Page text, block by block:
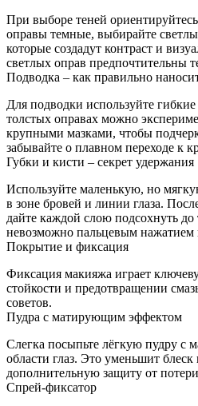
При выборе теней
оправы темные, выбирайте
которые создадут контраст и
светлых оправ предпочтительны
Подводка – как правильно
Для подводки используйте
толстых оправах можно
крупными мазками, чтобы
забывайте о плавном переходе к
Губки и кисти – секрет удержания
Используйте маленькую, но
в зоне бровей и линии глаза.
дайте каждой слою подсохнуть до
невозможно пальцевым нажатием
Покрытие и фиксация
Фиксация макияжа играет
стойкости и предотвращении
советов.
Пудра с матирующим эффектом
Слегка посыпьте лёгкую пудру с
области глаз. Это уменьшит блеск
дополнительную защиту от
Спрей-фиксатор